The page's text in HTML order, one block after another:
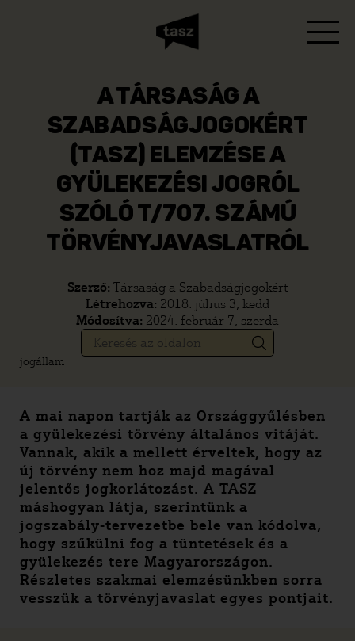
A TÁRSASÁG A
SZABADSÁGJOGOKÉRT
(TASZ) ELEMZÉSE A
GYÜLEKEZÉSI JOGRÓL
SZÓLÓ T/707. SZÁMÚ
TÖRVÉNYJAVASLATRÓL
Szerző: Társaság a Szabadságjogokért
Létrehozva: 2018. július 3, kedd
Módosítva: 2024. február 7, szerda
jogállam
A mai napon tartják az Országgyűlésben
a gyülekezési törvény általános vitáját.
Vannak, akik a mellett érveltek, hogy az
új törvény nem hoz majd magával
jelentős jogkorlátozást. A TASZ
máshogyan látja, szerintünk a
jogszabály-tervezetbe bele van kódolva,
hogy szűkülni fog a tüntetések és a
gyülekezés tere Magyarországon.
Részletes szakmai elemzésünkben sorra
vesszük a törvényjavaslat egyes pontjait.